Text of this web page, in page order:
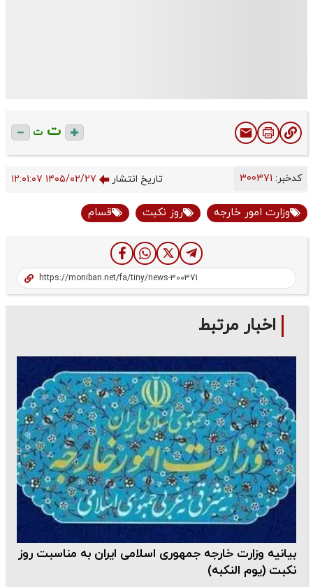
ت ت
کدخبر: تاریخ انتشار ۱۴۰۵/۰۲/۲۷ ۱۲:۰۱:۰۷
وزارت امور خارجه روز نکبت قسام
اخبار مرتبط
بیانیه وزارت خارجه جمهوری اسلامی ایران به مناسبت روز
نکبت (یوم النکبه)